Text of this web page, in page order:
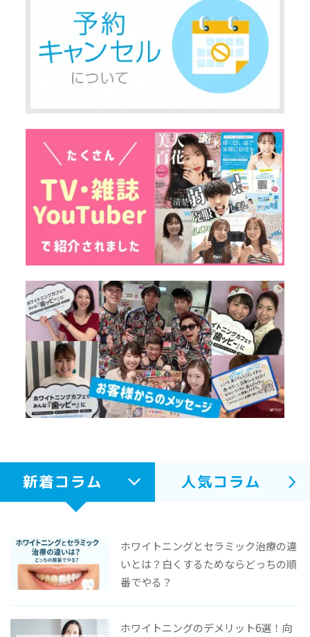
新着コラム 人気コラム
ホワイトニングとセラミック治療の違
いとは？白くするためならどっちの順
番でやる？
ホワイトニングのデメリット6選！向